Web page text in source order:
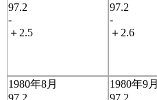
97.2
-
＋2.5
97.2
-
＋2.6
1980年8月
97.2
1980年9月
97.2